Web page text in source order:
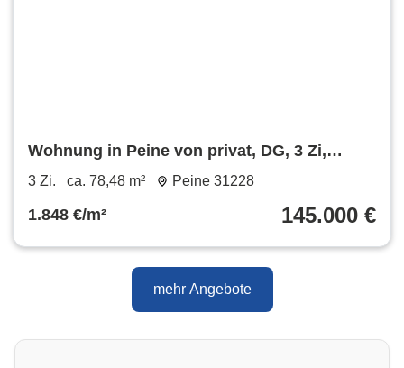
Wohnung in Peine von privat, DG, 3 Zi,
Balkon, Kellerraum, Garage
3 Zi. ca. 78,48 m² Peine 31228
1.848 €/m² 145.000 €
mehr Angebote